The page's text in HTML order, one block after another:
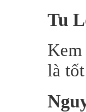
Tu
là